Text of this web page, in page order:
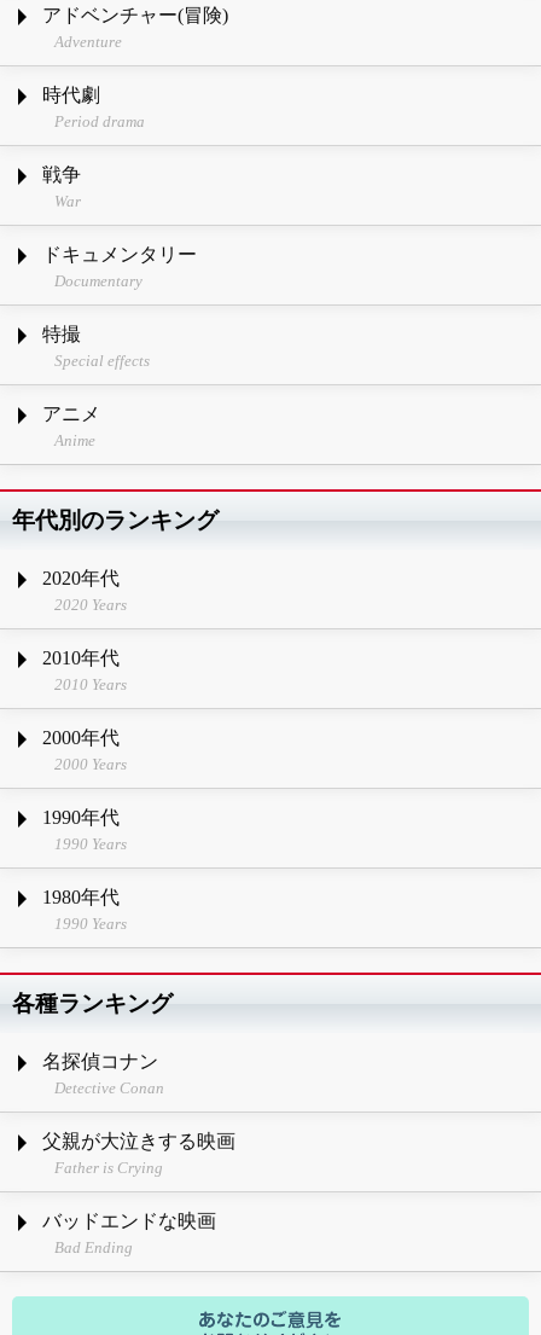
アドベンチャー(冒険)
Adventure
時代劇
Period drama
戦争
War
ドキュメンタリー
Documentary
特撮
Special effects
アニメ
Anime
年代別のランキング
2020年代
2020 Years
2010年代
2010 Years
2000年代
2000 Years
1990年代
1990 Years
1980年代
1990 Years
各種ランキング
名探偵コナン
Detective Conan
父親が大泣きする映画
Father is Crying
バッドエンドな映画
Bad Ending